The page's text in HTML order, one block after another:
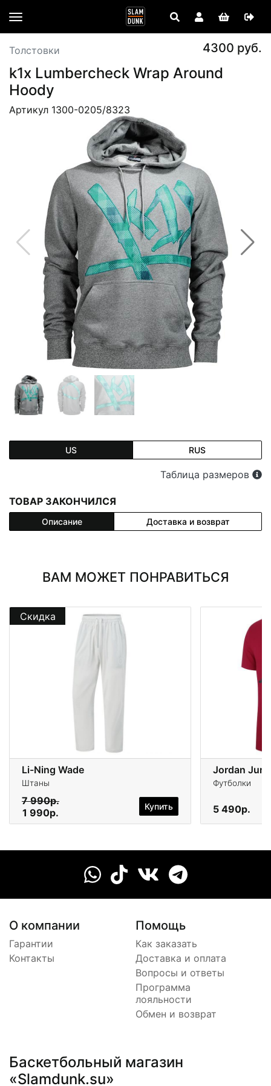
Толстовки 4300 руб.
k1x Lumbercheck Wrap Around
Hoody
Артикул 1300-0205/8323
US RUS
Таблица размеров
ТОВАР ЗАКОНЧИЛСЯ
Описание Доставка и возврат
ВАМ МОЖЕТ ПОНРАВИТЬСЯ
Скидка
Li-Ning Wade
Штаны
7 990р.
1 990р.
Купить
Jordan
Футболки
5 490р.
О компании
Гарантии
Контакты
Помощь
Как заказать
Доставка и оплата
Вопросы и ответы
Программа
лояльности
Обмен и возврат
Баскетбольный магазин
«Slamdunk.su»